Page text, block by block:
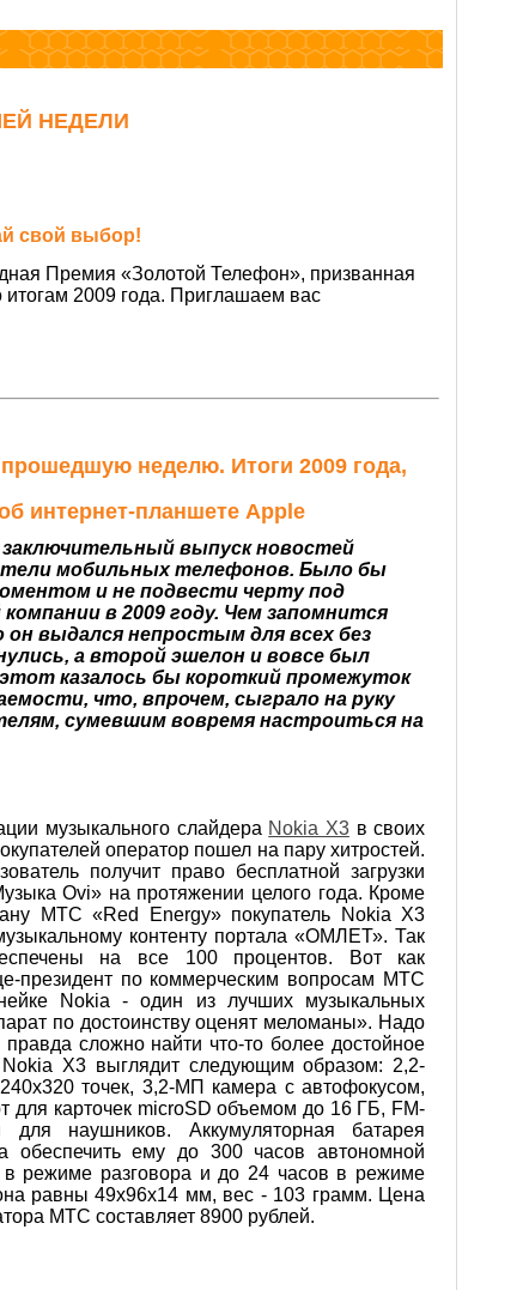
НЕДЕЛИ
свой выбор!
Премия «Золотой Телефон», призванная
2009 года. Приглашаем вас
неделю. Итоги 2009 года,
интернет-планшете Apple
выпуск новостей
мобильных телефонов. Было бы
и не подвести черту под
в 2009 году. Чем запомнится
выдался непростым для всех без
а второй эшелон и вовсе был
казалось бы короткий промежуток
что, впрочем, сыграло на руку
сумевшим вовремя настроиться на
музыкального слайдера Nokia Х3в своих
оператор пошел на пару хитростей.
получит право бесплатной загрузки
Ovi» на протяжении целого года. Кроме
МТС «Red Energy» покупатель Nokia Х3
контенту портала «ОМЛЕТ». Так
на все 100 процентов. Вот как
президент по коммерческим вопросам МТС
Nokia - один из лучших музыкальных
по достоинству оценят меломаны». Надо
сложно найти что-то более достойное
Х3 выглядит следующим образом: 2,2-
точек, 3,2-МП камера с автофокусом,
для карточек microSD объемом до 16 ГБ, FM-
наушников. Аккумуляторная батарея
обеспечить ему до 300 часов автономной
режиме разговора и до 24 часов в режиме
равны 49х96х14 мм, вес - 103 грамм. Цена
МТС составляет 8900 рублей.